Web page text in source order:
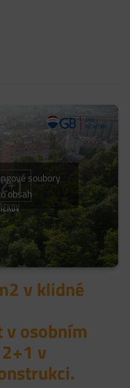
soubory
obsah
v klidné
v osobním
v